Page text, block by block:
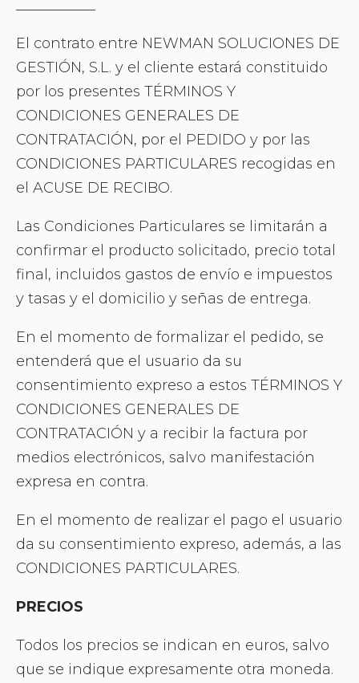
El contrato entre NEWMAN SOLUCIONES DE
GESTIÓN, S.L. y el cliente estará constituido
por los presentes TÉRMINOS Y
CONDICIONES GENERALES DE
CONTRATACIÓN, por el PEDIDO y por las
CONDICIONES PARTICULARES recogidas en
el ACUSE DE RECIBO.
Las Condiciones Particulares se limitarán a
confirmar el producto solicitado, precio total
final, incluidos gastos de envío e impuestos
y tasas y el domicilio y señas de entrega.
En el momento de formalizar el pedido, se
entenderá que el usuario da su
consentimiento expreso a estos TÉRMINOS Y
CONDICIONES GENERALES DE
CONTRATACIÓN y a recibir la factura por
medios electrónicos, salvo manifestación
expresa en contra.
En el momento de realizar el pago el usuario
da su consentimiento expreso, además, a las
CONDICIONES PARTICULARES.
PRECIOS
Todos los precios se indican en euros, salvo
que se indique expresamente otra moneda.